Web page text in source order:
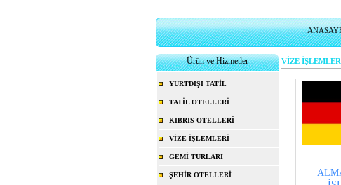
Ürün ve Hizmetler
YURTDIŞI TATİL
TATİL OTELLERİ
KIBRIS OTELLERİ
VİZE İŞLEMLERİ
GEMİ TURLARI
ŞEHİR OTELLERİ
VİZE